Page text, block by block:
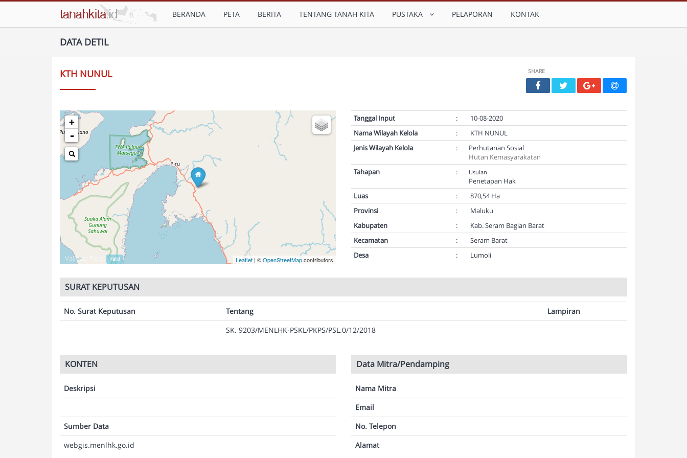
BERANDA PETA BERITA TENTANG TANAH KITA PUSTAKA PELAPORAN KONTAK
DATA DETIL
KTH NUNUL SHARE
+
-
Leaflet | ©OpenStreetMapcontributors
Validasi Peta: Valid
Tanggal Input :
10-08-2020
Nama Wilayah Kelola
:
KTH NUNUL
Jenis Wilayah Kelola
:
Perhutanan Sosial
Hutan Kemasyarakatan
Tahapan
: Usulan
Penetapan Hak
Luas
:
870,54 Ha
Provinsi
:
Maluku
Kabupaten
:
Kab. Seram Bagian Barat
Kecamatan
:
Seram Barat
Desa
: Lumoli
SURAT KEPUTUSAN
No. Surat Keputusan Tentang
Lampiran
SK. 9203/MENLHK-PSKL/PKPS/PSL.0/12/2018
KONTEN
Deskripsi
Sumber Data
webgis.menlhk.go.id
Data Mitra/Pendamping
Nama Mitra
Email
No. Telepon
Alamat